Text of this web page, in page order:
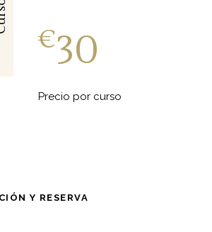
€30
Precio por curso
Y RESERVA